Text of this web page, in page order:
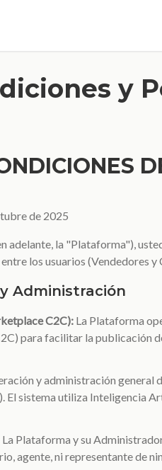
y
de 2025
adelante, la "Plataforma"),
los usuarios (Vendedores
Administración
C2C): La Plataforma
para facilitar la publicación
y administración general
El sistema utiliza Inteligencia
La Plataforma y su
agente, ni representante de